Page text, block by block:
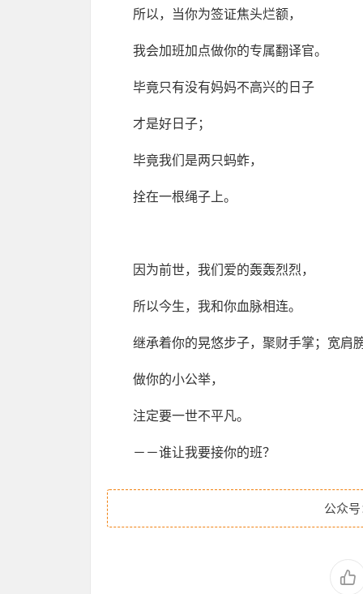
所以，当你为签证焦头烂额，
我会加班加点做你的专属翻译官。
毕竟只有没有妈妈不高兴的日子
才是好日子；
毕竟我们是两只蚂蚱，
拴在一根绳子上。
因为前世，我们爱的轰轰烈烈，
所以今生，我和你血脉相连。
继承着你的晃悠步子，聚财手掌；宽肩
做你的小公举，
注定要一世不平凡。
－－谁让我要接你的班？
公众号